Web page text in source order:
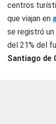
centros
que viajan en
se registró
del 21% del
Santiago de